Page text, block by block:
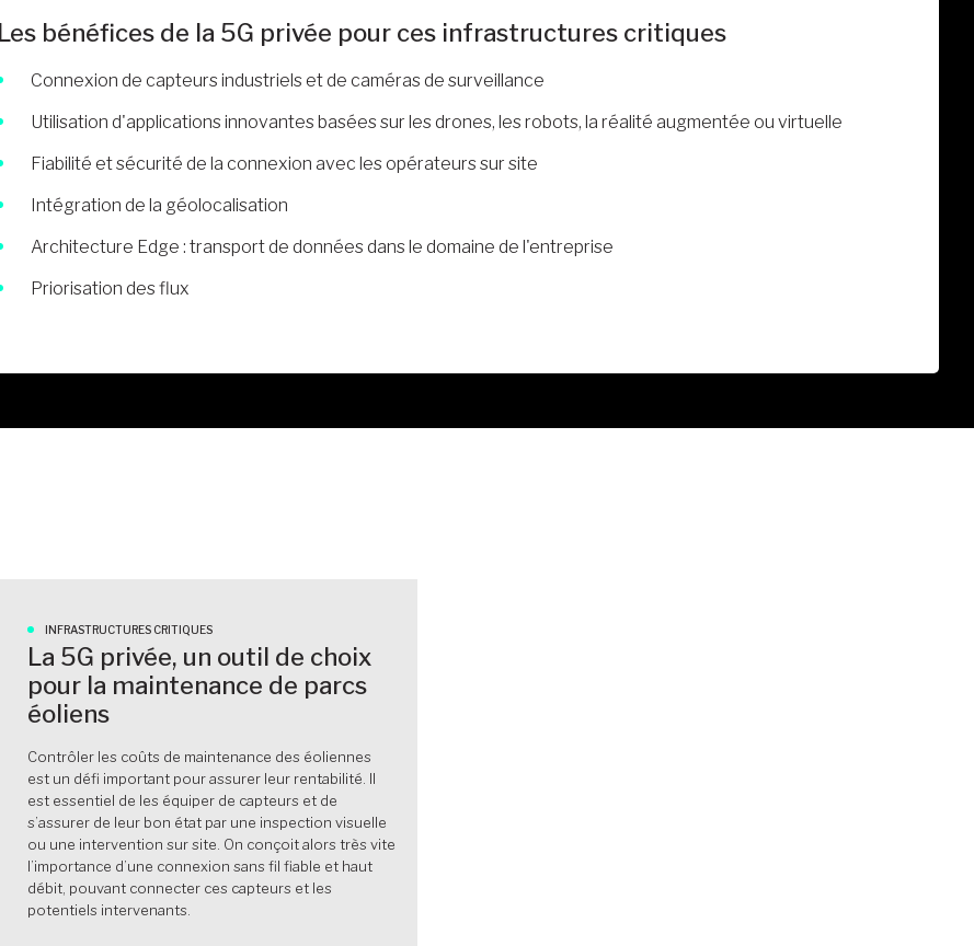
Les bénéfices de la 5G privée pour ces infrastructures critiques
Connexion de capteurs industriels et de caméras de surveillance
Utilisation d'applications innovantes basées sur les drones, les robots, la réalité augmentée ou virtuelle
Fiabilité et sécurité de la connexion avec les opérateurs sur site
Intégration de la géolocalisation
Architecture Edge : transport de données dans le domaine de l'entreprise
Priorisation des flux
INFRASTRUCTURES CRITIQUES
La 5G privée, un outil de choix
pour la maintenance de parcs
éoliens
Contrôler les coûts de maintenance des éoliennes
est un défi important pour assurer leur rentabilité. Il
est essentiel de les équiper de capteurs et de
s’assurer de leur bon état par une inspection visuelle
ou une intervention sur site. On conçoit alors très vite
l’importance d’une connexion sans fil fiable et haut
débit, pouvant connecter ces capteurs et les
potentiels intervenants.